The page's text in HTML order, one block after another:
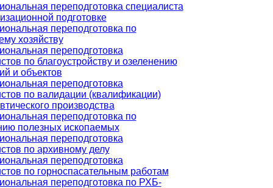
переподготовка специалиста
подготовке
переподготовка по
хозяйству
переподготовка
по благоустройству и озеленению
и объектов
переподготовка
по валидации (квалификации)
производства
переподготовка по
полезных ископаемых
переподготовка
по архивному делу
переподготовка
по горноспасательным работам
переподготовка по РХБ-